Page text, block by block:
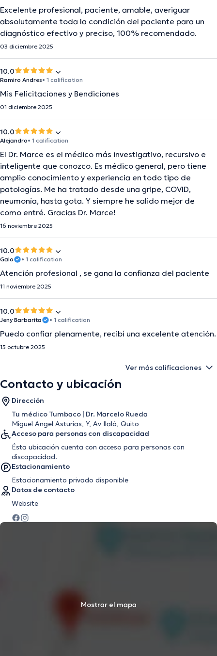
Excelente profesional, paciente, amable, averiguar
absolutamente toda la condición del paciente para un
diagnóstico efectivo y preciso, 100% recomendado.
03 diciembre 2025
10.0
Ramiro Andres• 1 calification
Mis Felicitaciones y Bendiciones
01 diciembre 2025
10.0
Alejandro• 1 calification
El Dr. Marce es el médico más investigativo, recursivo e
inteligente que conozco. Es médico general, pero tiene
amplio conocimiento y experiencia en todo tipo de
patologías. Me ha tratado desde una gripe, COVID,
neumonía, hasta gota. Y siempre he salido mejor de
como entré. Gracias Dr. Marce!
16 noviembre 2025
10.0
Galo • 1 calification
Atención profesional , se gana la confianza del paciente
11 noviembre 2025
10.0
Jeny Barbarita • 1 calification
Puedo confiar plenamente, recibí una excelente atención.
15 octubre 2025
Ver más calificaciones
Contacto y ubicación
Dirección
Tu médico Tumbaco | Dr. Marcelo Rueda
Miguel Angel Asturias, Y, Av Ilaló, Quito
Acceso para personas con discapacidad
Ésta ubicación cuenta con acceso para personas con
discapacidad.
Estacionamiento
Estacionamiento privado disponible
Datos de contacto
Website
Mostrar el mapa